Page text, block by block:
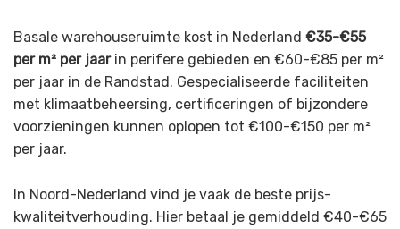
Basale warehouseruimte kost in Nederland €35-€55
per m² per jaarin perifere gebieden en €60-€85 per m²
per jaar in de Randstad. Gespecialiseerde faciliteiten
met klimaatbeheersing, certificeringen of bijzondere
voorzieningen kunnen oplopen tot €100-€150 per m²
per jaar.
In Noord-Nederland vind je vaak de beste prijs-
kwaliteitverhouding. Hier betaal je gemiddeld €40-€65